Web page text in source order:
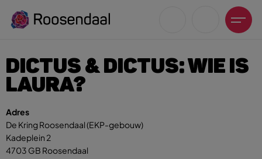
Zoeksuggesties
UITagenda
DICTUS & DICTUS: WIE IS
LAURA?
Adres
De Kring Roosendaal (EKP-gebouw)
Kadeplein 2
4703 GB Roosendaal